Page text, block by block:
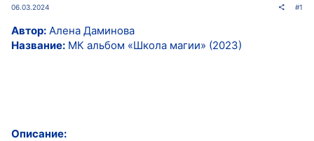
06.03.2024 #1
Автор: Алена Даминова
Название: МК альбом «Школа магии» (2023)
Описание: